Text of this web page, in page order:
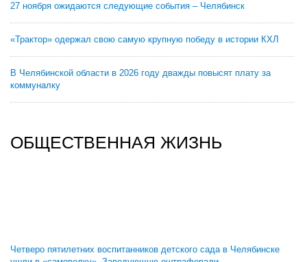
27 ноября ожидаются следующие события – Челябинск
«Трактор» одержал свою самую крупную победу в истории КХЛ
В Челябинской области в 2026 году дважды повысят плату за
коммуналку
ОБЩЕСТВЕННАЯ ЖИЗНЬ
Четверо пятилетних воспитанников детского сада в Челябинске